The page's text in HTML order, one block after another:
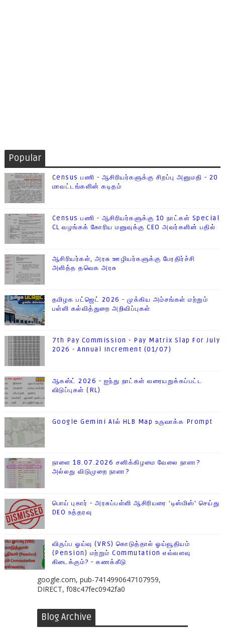
Popular
Census பணி - ஆசிரியர்களுக்கு சிறப்பு அனுமதி - 20
மாவட்டங்களின் கடிதம்
Census பணி - ஆசிரியர்களுக்கு 10 நாட்கள் Special
CL வழங்கக் கோரிய மனுவுக்கு CEO அவர்களின் பதில்
ஆசிரியர்கள், அரசு ஊழியர்களுக்கு பேரதிர்ச்சி
அளித்த தவெக அரசு
தமிழக பட்ஜெட் 2026 - முக்கிய அம்சங்கள் மற்றும்
பள்ளி கல்வித்துறை அறிவிப்புகள்
7th Pay Commission - Pay Matrix Slap For July
2026 - Annual Increment (01/07)
ஆகஸ்ட் 2026 - ஐந்து நாட்கள் வரையறுக்கப்பட்ட
விடுப்புகள் (RL)
Google Gemini AIல் HLB Map உருவாக்க Prompt
நாளை 18.07.2026 சனிக்கிழமை வேலை நாளா?
அல்லது விடுமுறை நாளா?
பொய் புகார் - அரசுப்பள்ளி ஆசிரியரை 'டிஸ்மிஸ்' செய்து
DEO உத்தரவு
விருப்ப ஓய்வு (VRS) கொடுத்தால் ஓய்வூதியம்
(Pension) மற்றும் Commutation எவ்வளவு
கிடைக்கும்? - கணக்கீடு
google.com, pub-7414990647107959,
DIRECT, f08c47fec0942fa0
Blog Archive